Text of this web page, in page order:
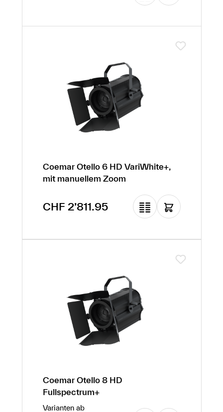
Coemar Otello 6 HD VariWhite+,
mit manuellem Zoom
Regulärer Preis:
CHF 2’811.95
Coemar Otello 8 HD
Fullspectrum+
Varianten ab